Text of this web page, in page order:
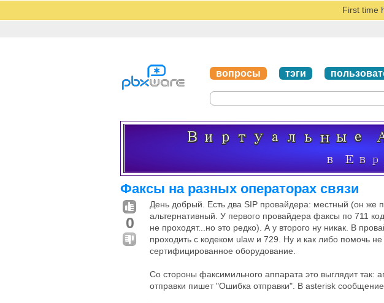
First time
вопросы тэги
Факсы на разных операторах связи
0
День добрый. Есть два SIP провайдера: местный (он же
альтернативный. У первого провайдера факсы по 711
не проходят...но это редко). А у второго ну никак. В
проходить с кодеком ulaw и 729. Ну и как либо помочь не
сертифицированное оборудование.
Со стороны факсимильного аппарата это выглядит так:
отправки пишет "Ошибка отправки". В asterisk